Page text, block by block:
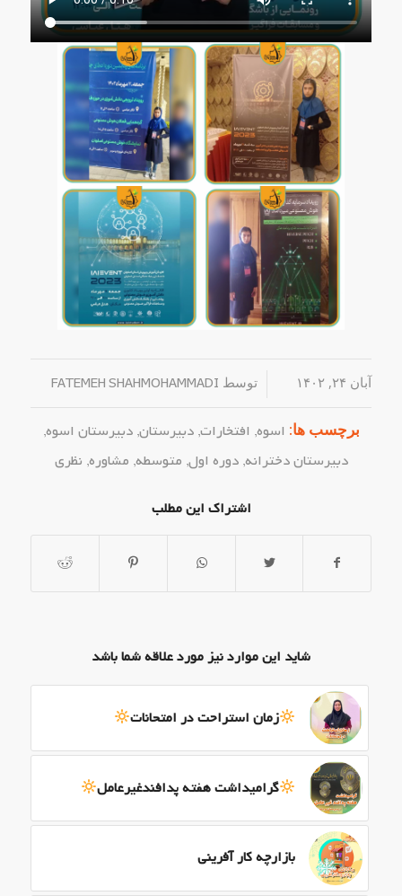
آبان ۲۴, ۱۴۰۲ / توسط FATEMEH SHAHMOHAMMADI
برچسب ها: اسوه, افتخارات,دبیرستان,دبیرستان اسوه,
دبیرستان دخترانه,دوره اول, متوسطه, مشاوره, نظری
اشتراک این مطلب
شاید این موارد نیز مورد علاقه شما باشد
زمان استراحت در امتحانات
گرامیداشت هفته پدافندغیرعامل
بازارچه کار آفرینی